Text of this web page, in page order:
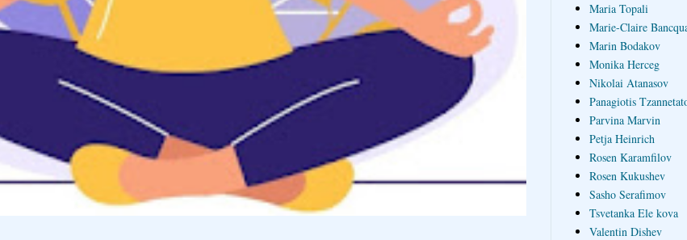
Maria Topali
Marie-Claire
Marin Bodakov
Monika Herceg
Nikolai Atanasov
Panagiotis
Parvina Marvin
Petja Heinrich
Rosen Karamfilov
Rosen Kukushev
Sasho Serafimov
Tsvetanka Ele kova
Valentin Dishev